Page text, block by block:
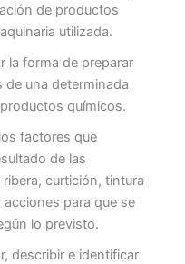
de productos
utilizada.
la forma de preparar
de una determinada
químicos.
factores que
de las
curtición, tintura
para que se
lo previsto.
describir e identificar